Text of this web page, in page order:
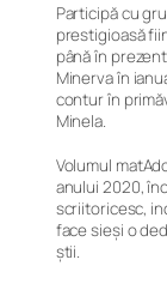
Participă cu
prestigioasă
până în
Minerva în
contur în
Minela.
Volumul
anului 2020,
scriitoricesc,
face sieși o
știi.